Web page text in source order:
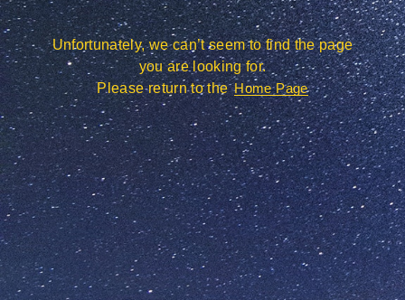
Unfortunately, we can’t seem to find the page
you are looking for.
Please return to the Home Page